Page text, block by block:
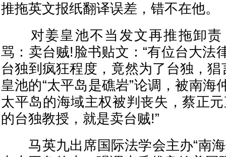
推拖英文报纸翻译误差，错不在他。
对姜皇池不当发文再推拖卸责
骂：卖台贼!脸书贴文：“有位台大法
台独到疯狂程度，竟然为了台独，猖
皇池的“太平岛是礁岩”论调，被南海
太平岛的海域主权被判丧失，蔡正
的台独教授，就是卖台贼!”
马英九出席国际法学会主办“南海